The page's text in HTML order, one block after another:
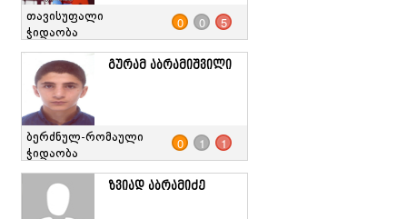
თავისუფალი
ჭიდაობა
0 0 5
გურამ აბრამიშვილი
ბერძნულ-რომაული
ჭიდაობა
0 1 1
ზვიად აბრამიძე